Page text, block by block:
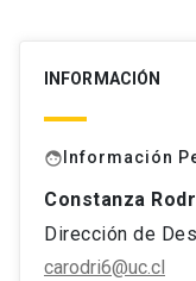
INFORMACIÓN
face Información
Constanza
Dirección de
carodri6@uc.cl